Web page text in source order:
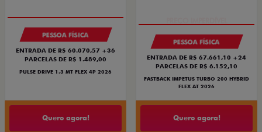
PESSOA FÍSICA
ENTRADA DE R$ 60.070,57 +36
PARCELAS DE R$ 1.489,00
PULSE DRIVE 1.3 MT FLEX 4P 2026
Quero agora!
PESSOA FÍSICA
ENTRADA DE R$ 67.661,10 +24
PARCELAS DE R$ 6.152,10
FASTBACK IMPETUS TURBO 200 HYBRID
FLEX AT 2026
Quero agora!